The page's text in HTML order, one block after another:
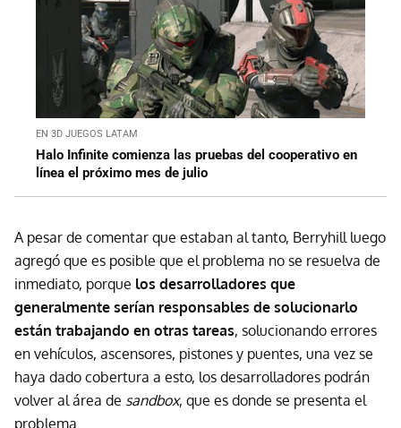
EN 3D JUEGOS LATAM
Halo Infinite comienza las pruebas del cooperativo en
línea el próximo mes de julio
A pesar de comentar que estaban al tanto, Berryhill luego
agregó que es posible que el problema no se resuelva de
inmediato, porque los desarrolladores que
generalmente serían responsables de solucionarlo
están trabajando en otras tareas, solucionando errores
en vehículos, ascensores, pistones y puentes, una vez se
haya dado cobertura a esto, los desarrolladores podrán
volver al área de sandbox, que es donde se presenta el
problema.